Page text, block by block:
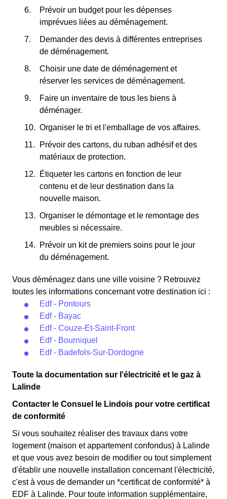
Prévoir un budget pour les dépenses
imprévues liées au déménagement.
Demander des devis à différentes entreprises
de déménagement.
Choisir une date de déménagement et
réserver les services de déménagement.
Faire un inventaire de tous les biens à
déménager.
Organiser le tri et l'emballage de vos affaires.
Prévoir des cartons, du ruban adhésif et des
matériaux de protection.
Étiqueter les cartons en fonction de leur
contenu et de leur destination dans la
nouvelle maison.
Organiser le démontage et le remontage des
meubles si nécessaire.
Prévoir un kit de premiers soins pour le jour
du déménagement.
Vous déménagez dans une ville voisine ? Retrouvez
toutes les informations concernant votre destination ici :
Edf - Pontours
Edf - Bayac
Edf - Couze-Et-Saint-Front
Edf - Bourniquel
Edf - Badefols-Sur-Dordogne
Toute la documentation sur l'électricité et le gaz à
Lalinde
Contacter le Consuel le Lindois pour votre certificat
de conformité
Si vous souhaitez réaliser des travaux dans votre
logement (maison et appartement confondus) à Lalinde
et que vous avez besoin de modifier ou tout simplement
d'établir une nouvelle installation concernant l'électricité,
c'est à vous de demander un *certificat de conformité* à
EDF à Lalinde. Pour toute information supplémentaire,